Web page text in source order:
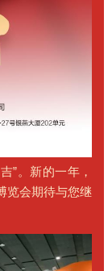
”。新的一年，
览会期待与您继